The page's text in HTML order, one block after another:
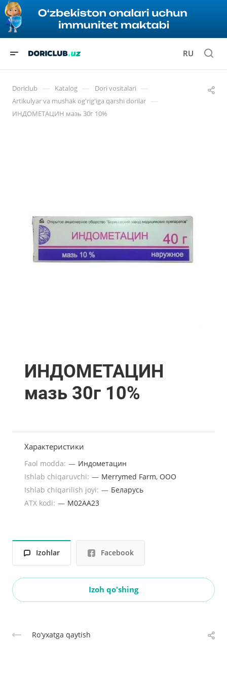
RU
Doriclub — Katalog — Dori vositalari —
Artikulyar va mushak og'rig'iga qarshi dorilar —
ИНДОМЕТАЦИН мазь 30г 10%
ИНДОМЕТАЦИН
мазь 30г 10%
Характеристики
Faol modda: — Индометацин
Ishlab chiqaruvchi: — Merrymed Farm, ООО
Ishlab chiqarilish joyi: — Беларусь
ATX kodi: — M02AA23
Izohlar Facebook
Izoh qo'shing
Roʻyxatga qaytish